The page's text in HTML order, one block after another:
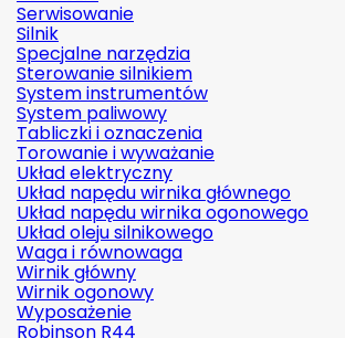
Serwisowanie
Silnik
Specjalne narzędzia
Sterowanie silnikiem
System instrumentów
System paliwowy
Tabliczki i oznaczenia
Torowanie i wyważanie
Układ elektryczny
Układ napędu wirnika głównego
Układ napędu wirnika ogonowego
Układ oleju silnikowego
Waga i równowaga
Wirnik główny
Wirnik ogonowy
Wyposażenie
Robinson R44